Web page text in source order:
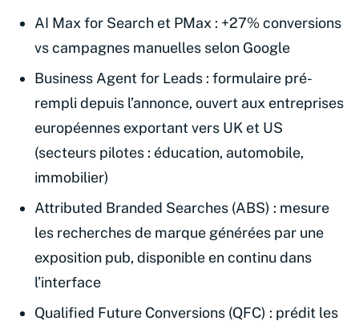
AI Max for Search et PMax : +27% conversions
vs campagnes manuelles selon Google
Business Agent for Leads : formulaire pré-
rempli depuis l’annonce, ouvert aux entreprises
européennes exportant vers UK et US
(secteurs pilotes : éducation, automobile,
immobilier)
Attributed Branded Searches (ABS) : mesure
les recherches de marque générées par une
exposition pub, disponible en continu dans
l’interface
Qualified Future Conversions (QFC) : prédit les